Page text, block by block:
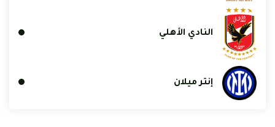
النادي الأهلي
إنتر ميلان